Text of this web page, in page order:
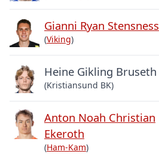
Gianni Ryan Stensness
(Viking)
Heine Gikling Bruseth
(Kristiansund BK)
Anton Noah Christian
Ekeroth
(Ham-Kam)